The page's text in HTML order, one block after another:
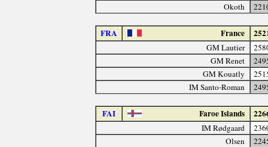
Okoth
FRA France
GM Lautier
GM Renet
GM Kouatly
IM Santo-Roman
FAI Faroe Islands
IM Rødgaard
Olsen